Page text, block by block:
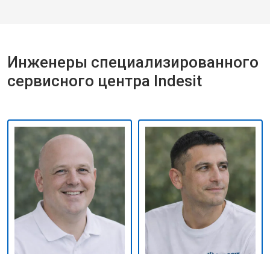
Инженеры специализированного
сервисного центра Indesit